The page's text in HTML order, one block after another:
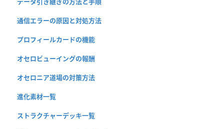
通信エラーの原因と対処方法
プロフィールカードの機能
オセロビューイングの報酬
オセロニア道場の対策方法
進化素材一覧
ストラクチャーデッキ一覧